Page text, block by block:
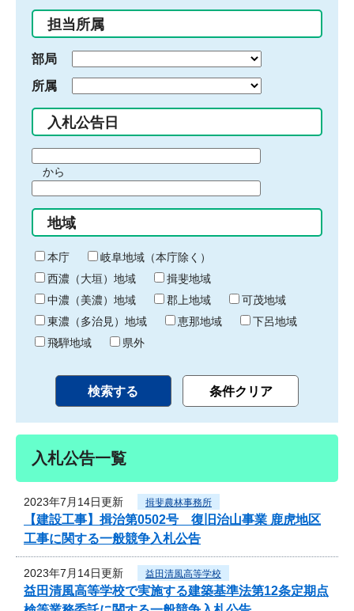
入
力
担当所属
部局
所属
入札公告日
間
始
り
から
間
終
わ
り
地域
本庁
岐阜地域（本庁除く）
西濃（大垣）地域
揖斐地域
中濃（美濃）地域
郡上地域
可茂地域
東濃（多治見）地域
恵那地域
下呂地域
飛騨地域
県外
入札公告一覧
2023年7月14日更新 揖斐農林事務所
【建設工事】揖治第0502号 復旧治山事業 鹿虎地区
工事に関する一般競争入札公告
2023年7月14日更新 益田清風高等学校
益田清風高等学校で実施する建築基準法第12条定期点